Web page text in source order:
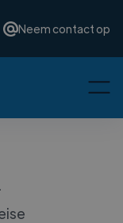
Neem contact op